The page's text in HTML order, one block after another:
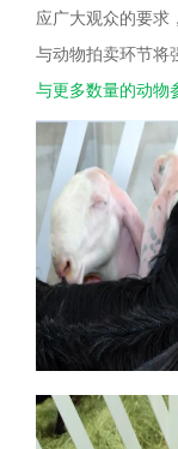
应广大观众的要求
与动物拍卖环节将
与更多数量的动物